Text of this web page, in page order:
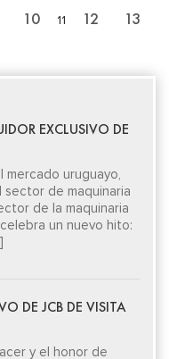
10 11 12
13
EXCLUSIVO DE
uruguayo,
de maquinaria
de la maquinaria
un nuevo hito:
DE JCB DE VISITA
y el honor de